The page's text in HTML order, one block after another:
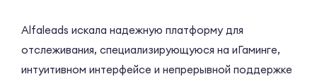
Alfaleads искала надежную платформу для
отслеживания, специализирующуюся на иГаминге,
интуитивном интерфейсе и непрерывной поддержке